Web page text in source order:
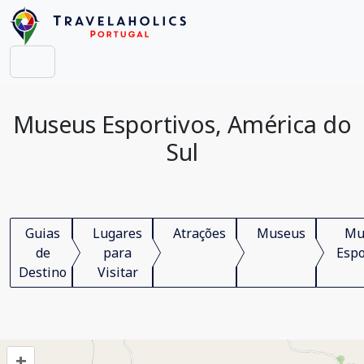
Museus Esportivos, América do
Sul
Guias
de
Destino
Lugares
para
Visitar
Atrações Museus